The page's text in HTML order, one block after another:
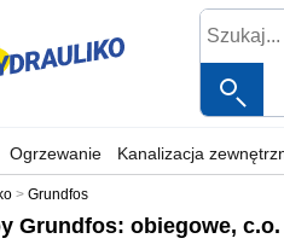
Ogrzewanie Kanalizacja
Grundfos
Grundfos: obiegowe, c.o.